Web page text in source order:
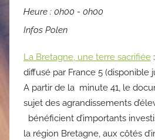
Heure : 0h00 - 0h00
Infos Polen
La Bretagne, une terre sacrifiée
diffusé par France 5 (disponible
A partir de la minute 41, le
sujet des agrandissements
bénéficient d’importants
la région Bretagne, aux côtés